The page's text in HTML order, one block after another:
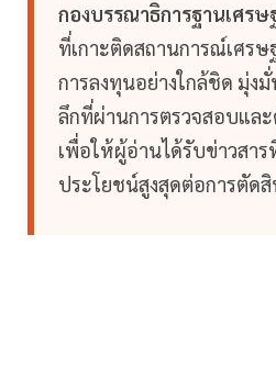
กองบรรณาธิการฐานเศรษ
ที่เกาะติดสถานการณ์เศรษ
การลงทุนอย่างใกล้ชิด มุ่ง
ลึกที่ผ่านการตรวจสอบแล
เพื่อให้ผู้อ่านได้รับข่าวสา
ประโยชน์สูงสุดต่อการตัดสิ